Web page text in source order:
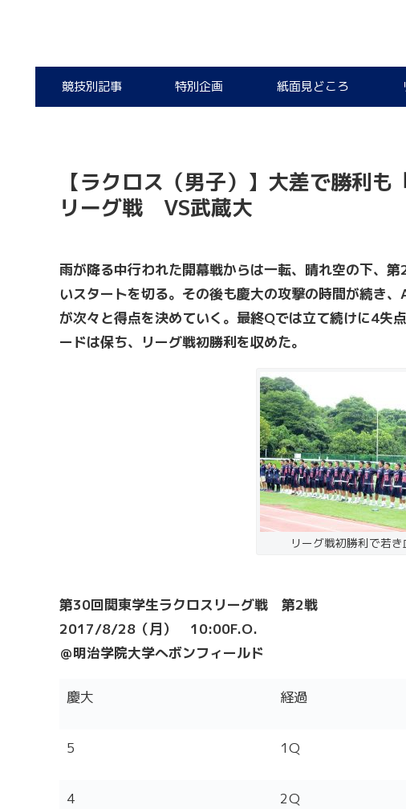
競技別記事 特別企画 紙面見どころ
【ラクロス（男子）】大差で勝利
リーグ戦 VS武蔵大
雨が降る中行われた開幕戦からは一転、晴れ空の下、
いスタートを切る。その後も慶大の攻撃の時間が続き
が次々と得点を決めていく。最終Qでは立て続けに4失
ードは保ち、リーグ戦初勝利を収めた。
リーグ戦初勝利で若
第30回関東学生ラクロスリーグ戦 第2戦
2017/8/28（月） 10:00F.O.
＠明治学院大学へボンフィールド
慶大 経過
5 1Q
4 2Q